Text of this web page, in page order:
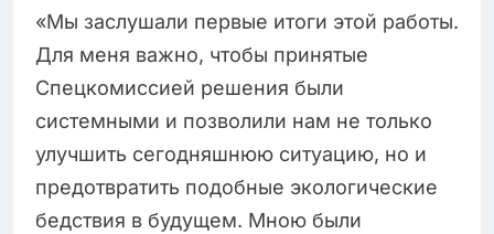
«Мы заслушали первые итоги этой работы.
Для меня важно, чтобы принятые
Спецкомиссией решения были
системными и позволили нам не только
улучшить сегодняшнюю ситуацию, но и
предотвратить подобные экологические
бедствия в будущем. Мною были